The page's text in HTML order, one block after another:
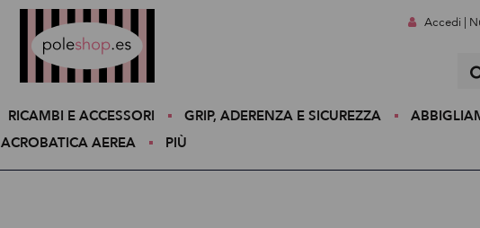
Accedi |
RICAMBI E ACCESSORI GRIP, ADERENZA E SICUREZZA
ACROBATICA AEREA
PIÙ